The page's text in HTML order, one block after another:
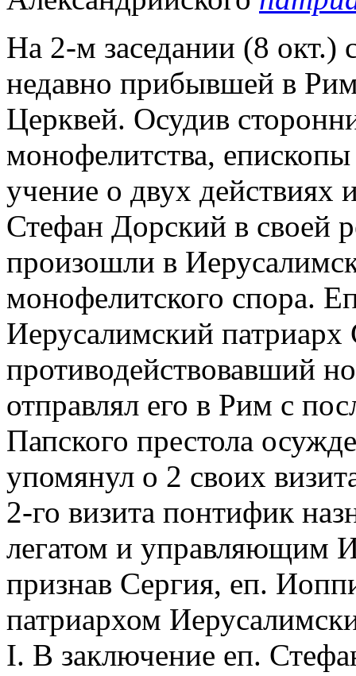
На 2-м заседании (8 окт.)
недавно прибывшей в
Церквей. Осудив
монофелитства,
учение о двух действиях
Стефан Дорский в своей
произошли в
монофелитского спора.
Иерусалимский
противодействовавший
отправлял его в Рим с
Папского престола
упомянул о 2 своих
2-го визита понтифик
легатом и управляющим
признав Сергия, еп.
патриархом
I. В заключение еп.